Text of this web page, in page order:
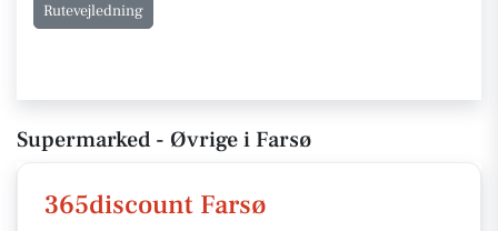
Rutevejledning
Supermarked - Øvrige i Farsø
365discount Farsø